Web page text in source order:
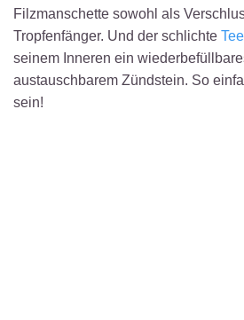
Filzmanschette sowohl als
Tropfenfänger. Und der schlichte
seinem Inneren ein
austauschbarem Zündstein. So
sein!